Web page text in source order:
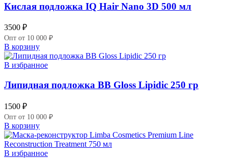
Кислая подложка IQ Hair Nano 3D 500 мл
3500 ₽
Опт от 10 000 ₽
В корзину
В избранное
Липидная подложка BB Gloss Lipidic 250 гр
1500 ₽
Опт от 10 000 ₽
В корзину
В избранное